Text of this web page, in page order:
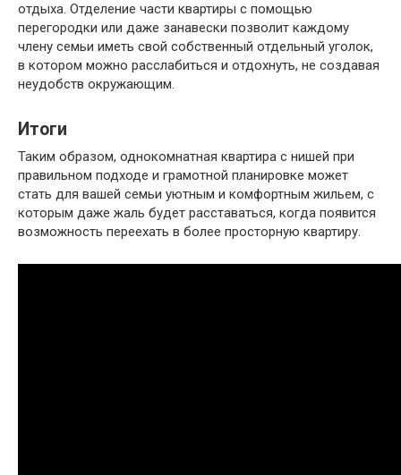
отдыха. Отделение части квартиры с помощью
перегородки или даже занавески позволит каждому
члену семьи иметь свой собственный отдельный уголок,
в котором можно расслабиться и отдохнуть, не создавая
неудобств окружающим.
Итоги
Таким образом, однокомнатная квартира с нишей при
правильном подходе и грамотной планировке может
стать для вашей семьи уютным и комфортным жильем, с
которым даже жаль будет расставаться, когда появится
возможность переехать в более просторную квартиру.